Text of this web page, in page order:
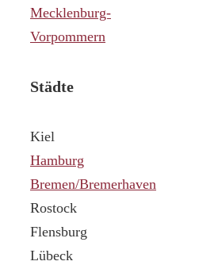
Mecklenburg-
Vorpommern
Städte
Kiel
Hamburg
Bremen/Bremerhaven
Rostock
Flensburg
Lübeck